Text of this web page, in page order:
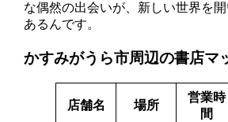
な偶然の出会いが、新しい世界を
あるんです。
かすみがうら市周辺の書店マ
店舗名 場所
営業時
間